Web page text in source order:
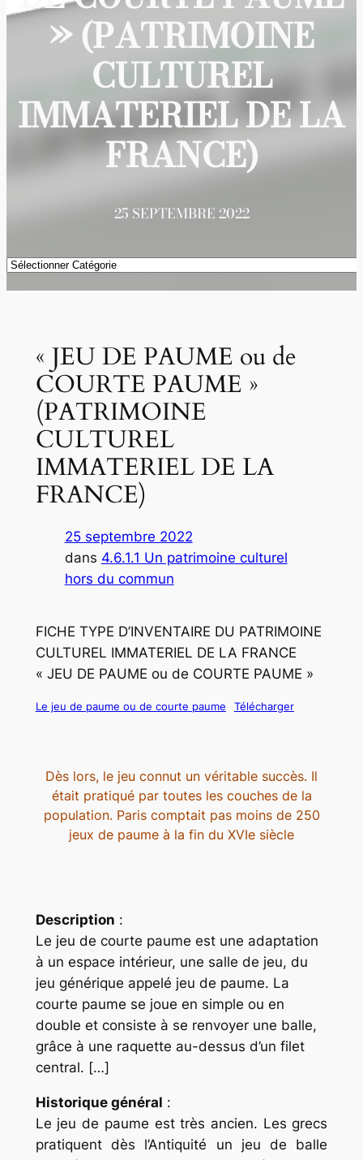
» (PATRIMOINE
CULTUREL
IMMATERIEL DE LA
FRANCE)
25 SEPTEMBRE 2022
Catégories
« JEU DE PAUME ou de
COURTE PAUME »
(PATRIMOINE
CULTUREL
IMMATERIEL DE LA
FRANCE)
25 septembre 2022
dans 4.6.1.1 Un patrimoine culturel
hors du commun
FICHE TYPE D’INVENTAIRE DU PATRIMOINE
CULTUREL IMMATERIEL DE LA FRANCE
« JEU DE PAUME ou de COURTE PAUME »
Le jeu de paume ou de courte paume Télécharger
Dès lors, le jeu connut un véritable succès. Il
était pratiqué par toutes les couches de la
population. Paris comptait pas moins de 250
jeux de paume à la fin du XVIe siècle
Description :
Le jeu de courte paume est une adaptation
à un espace intérieur, une salle de jeu, du
jeu générique appelé jeu de paume. La
courte paume se joue en simple ou en
double et consiste à se renvoyer une balle,
grâce à une raquette au-dessus d’un filet
central. […]
Historique général :
Le jeu de paume est très ancien. Les grecs
pratiquent dès l’Antiquité un jeu de balle